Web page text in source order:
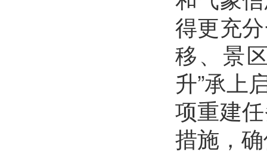
得更充
移、景
升”承上
项重建
措施，